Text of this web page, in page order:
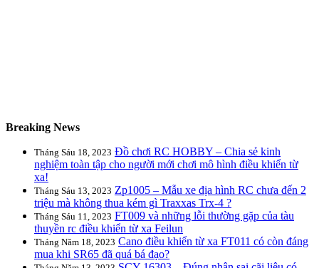
Breaking News
Tháng Sáu 18, 2023 Đồ chơi RC HOBBY – Chia sẻ kinh
nghiệm toàn tập cho người mới chơi mô hình điều khiển từ
xa!
Tháng Sáu 13, 2023 Zp1005 – Mẫu xe địa hình RC chưa đến 2
triệu mà không thua kém gì Traxxas Trx-4 ?
Tháng Sáu 11, 2023 FT009 và những lỗi thường gặp của tàu
thuyền rc điều khiển từ xa Feilun
Tháng Năm 18, 2023 Cano điều khiển từ xa FT011 có còn đáng
mua khi SR65 đã quá bá đạo?